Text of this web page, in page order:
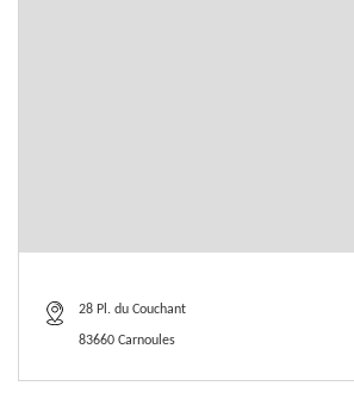
28 Pl. du Couchant
83660 Carnoules